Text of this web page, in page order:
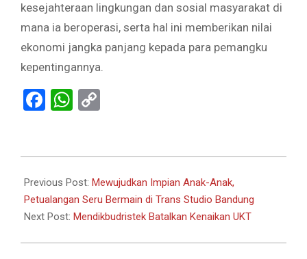
kesejahteraan lingkungan dan sosial masyarakat di
mana ia beroperasi, serta hal ini memberikan nilai
ekonomi jangka panjang kepada para pemangku
kepentingannya.
Facebook
WhatsApp
05-
27
Previous Post: Mewujudkan Impian Anak-Anak,
Petualangan Seru Bermain di Trans Studio Bandung
Next Post: Mendikbudristek Batalkan Kenaikan UKT